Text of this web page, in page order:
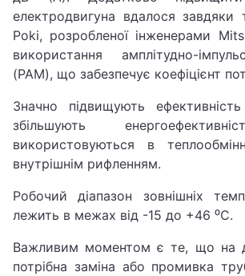
електродвигуна вдалося завдяки
Poki, розробленої інженерами
використання амплітудно-
(PAM), що забезпечує коефіцієнт
Значно підвищують
збільшують
використовуються в
внутрішнім рифленням.
Робочий діапазон зовнішніх
лежить в межах від -15 до +46 ⁰C.
Важливим моментом є те, що на
потрібна заміна або промивка